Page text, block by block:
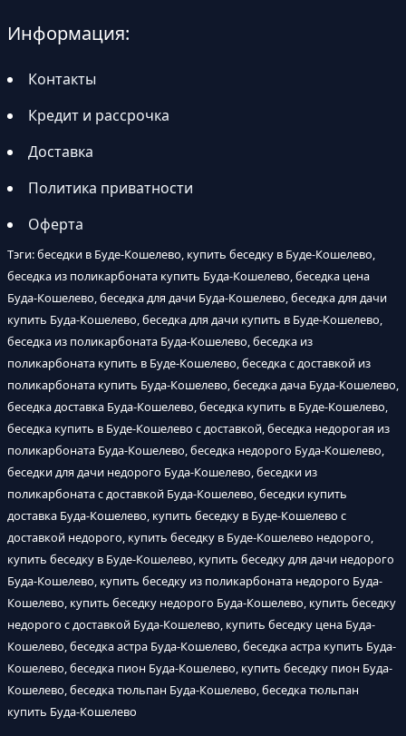
Информация:
Контакты
Кредит и рассрочка
Доставка
Политика приватности
Оферта
Тэги: беседки в Буде-Кошелево, купить беседку в Буде-Кошелево,
беседка из поликарбоната купить Буда-Кошелево, беседка цена
Буда-Кошелево, беседка для дачи Буда-Кошелево, беседка для дачи
купить Буда-Кошелево, беседка для дачи купить в Буде-Кошелево,
беседка из поликарбоната Буда-Кошелево, беседка из
поликарбоната купить в Буде-Кошелево, беседка с доставкой из
поликарбоната купить Буда-Кошелево, беседка дача Буда-Кошелево,
беседка доставка Буда-Кошелево, беседка купить в Буде-Кошелево,
беседка купить в Буде-Кошелево с доставкой, беседка недорогая из
поликарбоната Буда-Кошелево, беседка недорого Буда-Кошелево,
беседки для дачи недорого Буда-Кошелево, беседки из
поликарбоната с доставкой Буда-Кошелево, беседки купить
доставка Буда-Кошелево, купить беседку в Буде-Кошелево с
доставкой недорого, купить беседку в Буде-Кошелево недорого,
купить беседку в Буде-Кошелево, купить беседку для дачи недорого
Буда-Кошелево, купить беседку из поликарбоната недорого Буда-
Кошелево, купить беседку недорого Буда-Кошелево, купить беседку
недорого с доставкой Буда-Кошелево, купить беседку цена Буда-
Кошелево, беседка астра Буда-Кошелево, беседка астра купить Буда-
Кошелево, беседка пион Буда-Кошелево, купить беседку пион Буда-
Кошелево, беседка тюльпан Буда-Кошелево, беседка тюльпан
купить Буда-Кошелево